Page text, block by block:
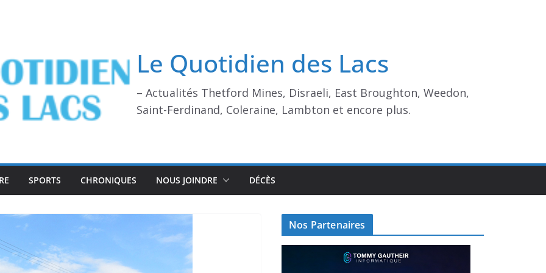
Le Quotidien des Lacs
– Actualités Thetford Mines, Disraeli, East Broughton, Weedon,
Saint-Ferdinand, Coleraine, Lambton et encore plus.
SPORTS CHRONIQUES NOUS JOINDRE DÉCÈS
Nos Partenaires